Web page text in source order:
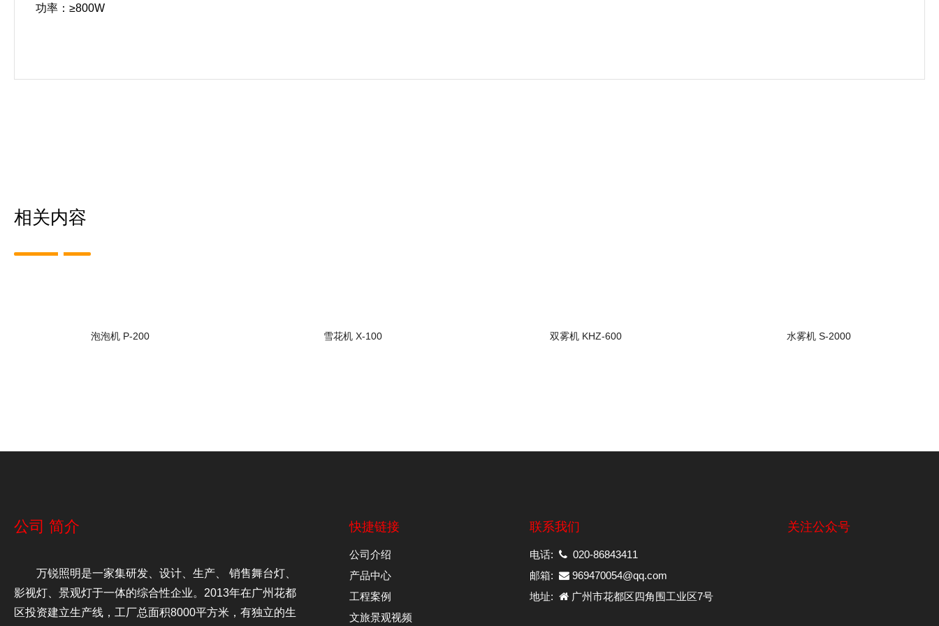
功率：≥800W
相关内容
泡泡机 P-200 雪花机 X-100 双雾机 KHZ-600 水雾机 S-2000
公司 简介
万锐照明是一家集研发、设计、生产、 销售舞台灯、
影视灯、景观灯于一体的综合性企业。2013年在广州花都
区投资建立生产线，工厂总面积8000平方米，有独立的生
快捷链接
公司介绍
产品中心
工程案例
文旅景观视频
联系我们
电话:
020-86843411
邮箱:
969470054@qq.com
地址:
广州市花都区四角围工业区7号
关注公众号